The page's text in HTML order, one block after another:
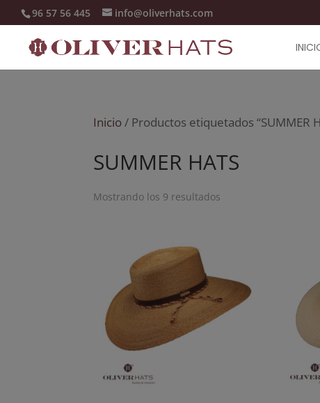
96 57 56 445 info@oliverhats.com
Inicio/ Productos etiquetados “SUMMER
SUMMER HATS
Mostrando los 9 resultados